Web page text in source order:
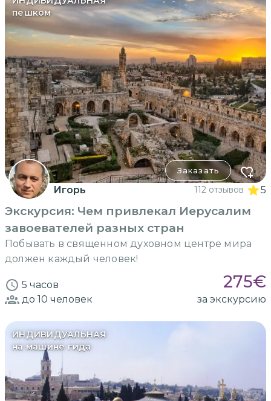
пешком
Заказать
Игорь 112 отзывов 5
Экскурсия: Чем привлекал Иерусалим
завоевателей разных стран
Побывать в священном духовном центре мира
должен каждый человек!
5 часов 275€
до 10 человек за экскурсию
ИНДИВИДУАЛЬНАЯ
на машине гида